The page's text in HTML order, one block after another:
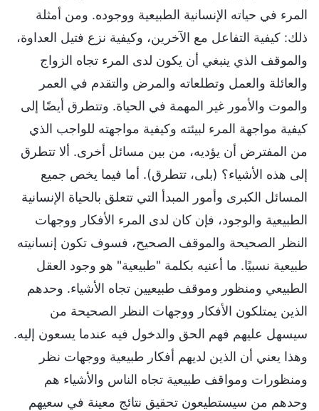
المرء في حياته الإنسانية الطبيعية ووجوده. ومن أمثلة
ذلك: كيفية التفاعل مع الآخرين، وكيفية نزع فتيل العداوة،
والموقف الذي ينبغي أن يكون لدى المرء تجاه الزواج
والعائلة والعمل وتطلعاته والمرض والتقدم في العمر
والموت والأمور غير المهمة في الحياة. وتتطرق أيضًا إلى
كيفية مواجهة المرء لبيئته وكيفية مواجهته للواجب الذي
من المفترض أن يؤديه، من بين مسائل أخرى. ألا تتطرق
إلى هذه الأشياء؟ (بلى، تتطرق). أما فيما يخص جميع
المسائل الكبرى وأمور المبدأ التي تتعلق بالحياة الإنسانية
الطبيعية والوجود، فإن كان لدى المرء الأفكار ووجهات
النظر الصحيحة والموقف الصحيح، فسوف تكون إنسانيته
طبيعية نسبيًا. ما أعنيه بكلمة "طبيعية" هو وجود العقل
الطبيعي ومنظور وموقف طبيعيين تجاه الأشياء. وحدهم
الذين يمتلكون الأفكار ووجهات النظر الصحيحة من
سيسهل عليهم فهم الحق والدخول فيه عندما يسعون إليه.
وهذا يعني أن الذين لديهم أفكار طبيعية ووجهات نظر
ومنظورات ومواقف طبيعية تجاه الناس والأشياء هم
وحدهم من سيستطيعون تحقيق نتائج معينة في سعيهم